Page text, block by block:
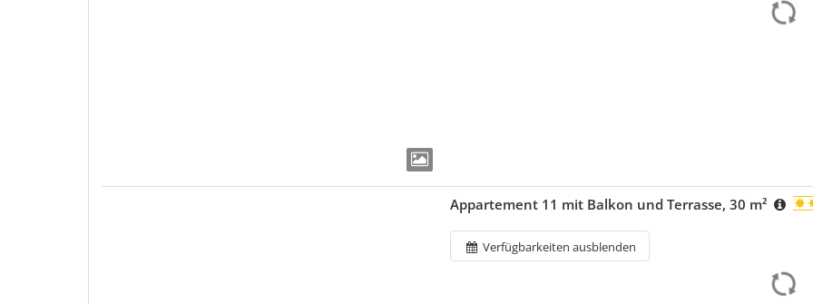
Appartement 11 mit Balkon und Terrasse, 30 m²
Verfügbarkeiten ausblenden